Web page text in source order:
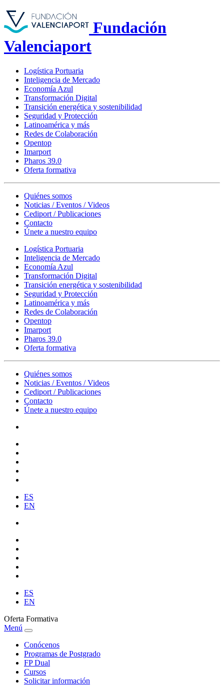
Fundación
Valenciaport
Logística Portuaria
Inteligencia de Mercado
Economía Azul
Transformación Digital
Transición energética y sostenibilidad
Seguridad y Protección
Latinoamérica y más
Redes de Colaboración
Opentop
Imarport
Pharos 39.0
Oferta formativa
Quiénes somos
Noticias / Eventos / Videos
Cediport / Publicaciones
Contacto
Únete a nuestro equipo
Logística Portuaria
Inteligencia de Mercado
Economía Azul
Transformación Digital
Transición energética y sostenibilidad
Seguridad y Protección
Latinoamérica y más
Redes de Colaboración
Opentop
Imarport
Pharos 39.0
Oferta formativa
Quiénes somos
Noticias / Eventos / Videos
Cediport / Publicaciones
Contacto
Únete a nuestro equipo
ES
EN
ES
EN
Oferta Formativa
Menú
Conócenos
Programas de Postgrado
FP Dual
Cursos
Solicitar información